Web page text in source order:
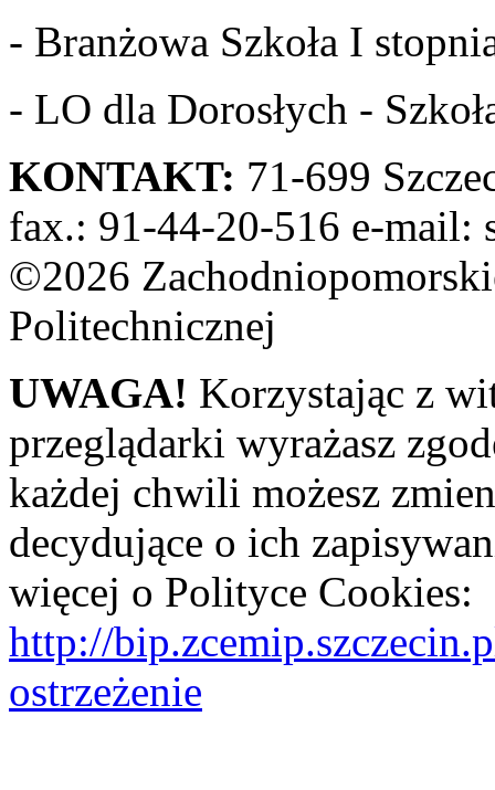
- Branżowa Szkoła I
- LO dla Dorosłych -
KONTAKT: 71-699
fax.: 91-44-20-516 e-mail:
©2026
Politechnicznej
UWAGA! Korzystając z
przeglądarki wyrażasz
każdej chwili możesz
decydujące o ich
więcej o Polityce Cookies:
http://
ostrzeżenie